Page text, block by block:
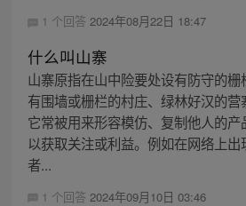
1 个回答 2024年08月22日 18:47
什么叫山寨
山寨原指在山中险要处设有防守的
有围墙或栅栏的村庄、绿林好汉的营
它常被用来形容模仿、复制他人的产
以获取关注或利益。例如在网络上
者...
1 个回答 2024年09月10日 03:46